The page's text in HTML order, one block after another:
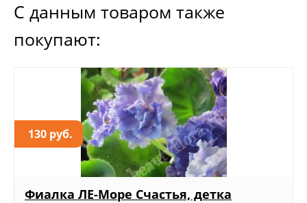
С данным товаром также
покупают:
130 руб.
Фиалка ЛЕ-Море Счастья, детка